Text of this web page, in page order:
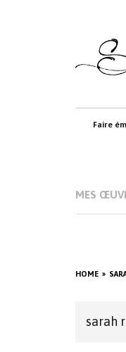
content
Faire
MES
HOME
sarah